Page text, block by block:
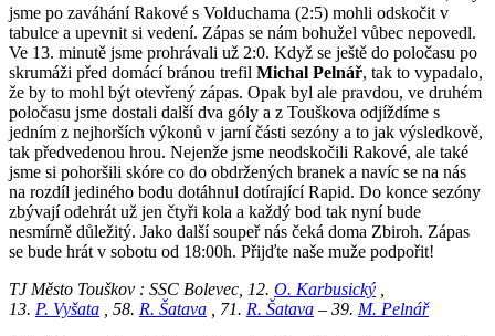
jsme po zaváhání Rakové s Volduchama (2:5) mohli odskočit v
tabulce a upevnit si vedení. Zápas se nám bohužel vůbec nepovedl.
Ve 13. minutě jsme prohrávali už 2:0. Když se ještě do poločasu po
skrumáži před domácí bránou trefil Michal Pelnář, tak to vypadalo,
že by to mohl být otevřený zápas. Opak byl ale pravdou, ve druhém
poločasu jsme dostali další dva góly a z Touškova odjíždíme s
jedním z nejhorších výkonů v jarní části sezóny a to jak výsledkově,
tak předvedenou hrou. Nejenže jsme neodskočili Rakové, ale také
jsme si pohoršili skóre co do obdržených branek a navíc se na nás
na rozdíl jediného bodu dotáhnul dotírající Rapid. Do konce sezóny
zbývají odehrát už jen čtyři kola a každý bod tak nyní bude
nesmírně důležitý. Jako další soupeř nás čeká doma Zbiroh. Zápas
se bude hrát v sobotu od 18:00h. Přijďte naše muže podpořit!
TJ Město Touškov : SSC Bolevec, 12. O. Karbusický
13. P. Vyšata , 58. R. Šatava , 71. R. Šatava – 39. M. Pelnář